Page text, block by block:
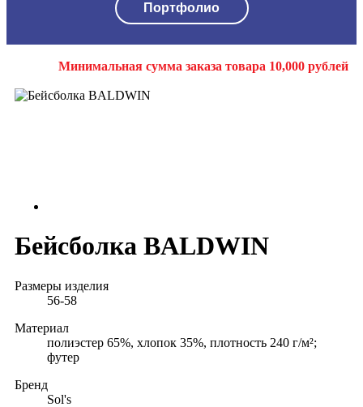
Портфолио
Минимальная сумма заказа товара 10,000 рублей
Бейсболка BALDWIN
Размеры изделия
56-58
Материал
полиэстер 65%, хлопок 35%, плотность 240 г/м²;
футер
Бренд
Sol's